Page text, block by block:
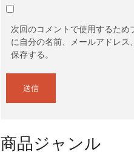
次回のコメントで使用するため
に自分の名前、メールアドレス
保存する。
商品ジャンル